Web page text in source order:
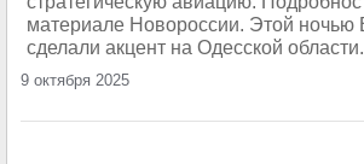
материале Новороссии. Этой ночью
сделали акцент на Одесской
9 октября 2025